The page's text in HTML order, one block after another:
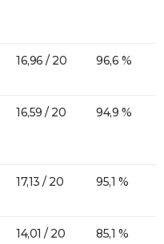
16,96 / 20 96,6 %
16,59 / 20 94,9 %
17,13 / 20 95,1 %
14,01 / 20 85,1 %